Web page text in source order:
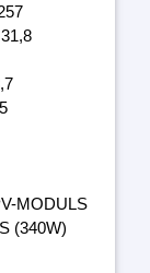
MODULS
(340W)